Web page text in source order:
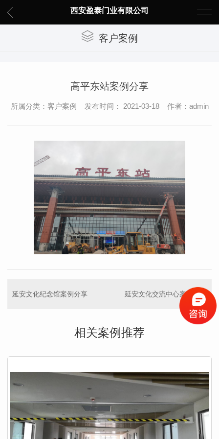
西安盈泰门业有限公司
客户案例
高平东站案例分享
所属分类：客户案例 发布时间： 2021-03-18 作者：admin
延安文化纪念馆案例分享 延安文化交流中心案例分享
相关案例推荐